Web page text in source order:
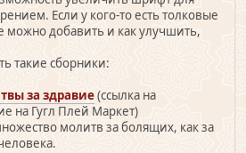
Если у кого-то есть толковые
можно добавить и как улучшить,
такие сборники:
за здравие(ссылка на
на Гугл Плей Маркет)
молитв за болящих, как за